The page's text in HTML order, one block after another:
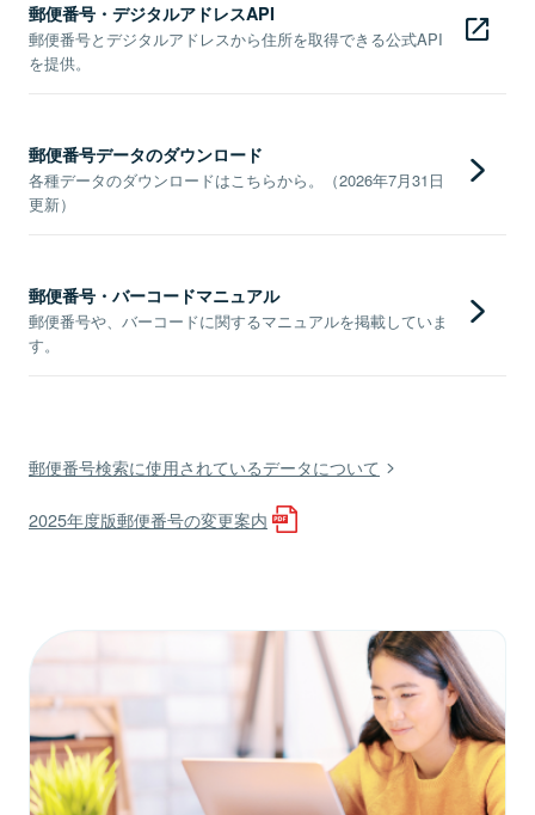
郵便番号・デジタルアドレスAPI
郵便番号とデジタルアドレスから住所を取得できる公式API
を提供。
郵便番号データのダウンロード
各種データのダウンロードはこちらから。（2026年7月31日
更新）
郵便番号・バーコードマニュアル
郵便番号や、バーコードに関するマニュアルを掲載していま
す。
郵便番号検索に使用されているデータについて
2025年度版郵便番号の変更案内